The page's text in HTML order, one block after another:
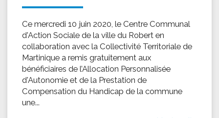
Ce mercredi 10 juin 2020, le Centre Communal
d'Action Sociale de la ville du Robert en
collaboration avec la Collectivité Territoriale de
Martinique a remis gratuitement aux
bénéficiaires de l’Allocation Personnalisée
d'Autonomie et de la Prestation de
Compensation du Handicap de la commune
une...